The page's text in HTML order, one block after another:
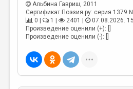
СТРАНИЦЫ ПАМЯТИ
ОБЪЯВЛЕНИЯ
РЕДКОЛЛЕГИЯ
Альбина Гавриш, 2011
Сертификат Поэзия.ру: серия 1379
0 |
1 | 2401 |
07.08.2026.
Произведение оценили (+): []
Произведение оценили (-): []